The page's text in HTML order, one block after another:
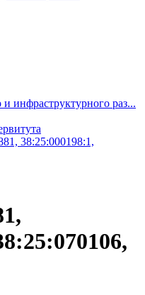
и инфраструктурного раз...
38:25:000198:1,